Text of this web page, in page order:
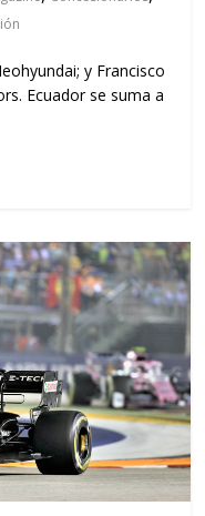
en
de la F1
Personales,Auto
1, Renault,venta
rugir sus
del Mundial de